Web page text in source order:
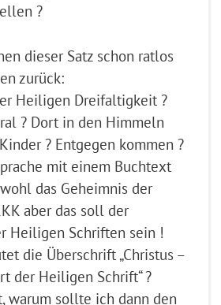
?
dieser Satz schon ratlos
zurück:
Heiligen Dreifaltigkeit ?
? Dort in den Himmeln
? Entgegen kommen ?
mit einem Buchtext
das Geheimnis der
aber das soll der
Heiligen Schriften sein !
die Überschrift „Christus –
der Heiligen Schrift“ ?
warum sollte ich dann den